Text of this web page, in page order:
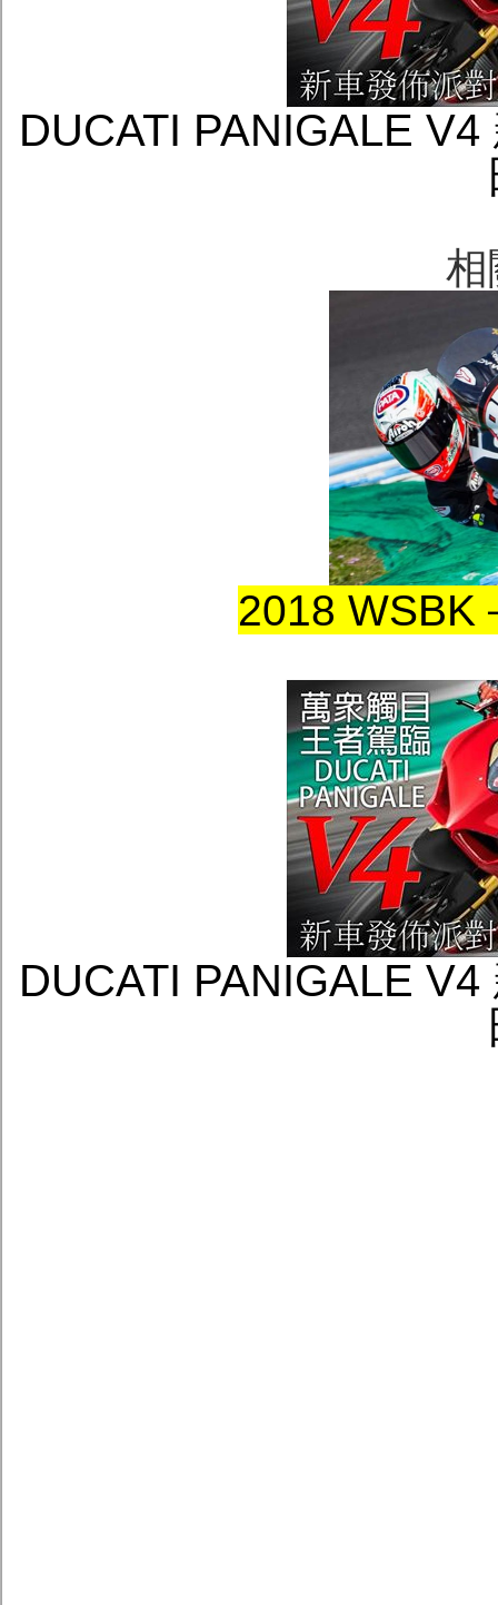
DUCATI PANIGALE
相
2018 WSBK
DUCATI PANIGALE